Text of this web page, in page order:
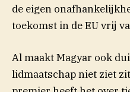
de eigen
toekomst in de EU vrij
Al maakt Magyar ook
lidmaatschap niet ziet